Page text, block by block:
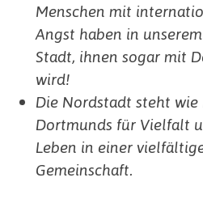
Menschen mit
Angst haben in
Stadt, ihnen sogar mit
wird!
Die Nordstadt steht
Dortmunds für Vielfalt
Leben in einer
Gemeinschaft.